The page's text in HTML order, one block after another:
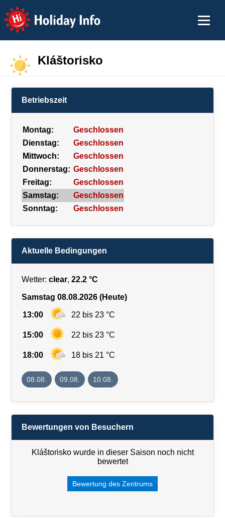
Holiday Info
Kláštorisko
Betriebszeit
Montag:
Geschlossen
Dienstag:
Geschlossen
Mittwoch:
Geschlossen
Donnerstag: Geschlossen
Freitag:
Geschlossen
Samstag:
Geschlossen
Sonntag:
Geschlossen
Aktuelle Bedingungen
Wetter: clear, 22.2 °C
Samstag 08.08.2026 (Heute)
13:00 22 bis 23 °C
15:00 22 bis 23 °C
18:00 18 bis 21 °C
08.08. 09.08. 10.08.
Bewertungen von Besuchern
Kláštorisko wurde in dieser Saison noch nicht
bewertet
Bewertung des Zentrums